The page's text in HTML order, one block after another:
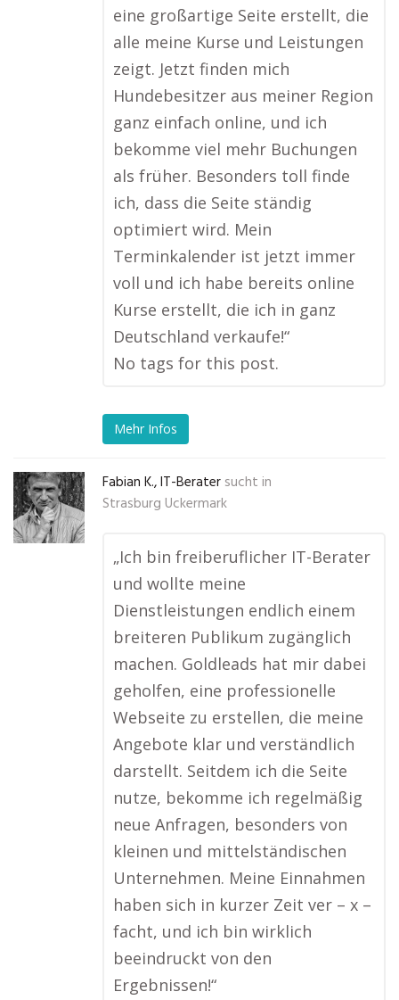
eine großartige Seite erstellt, die
alle meine Kurse und Leistungen
zeigt. Jetzt finden mich
Hundebesitzer aus meiner Region
ganz einfach online, und ich
bekomme viel mehr Buchungen
als früher. Besonders toll finde
ich, dass die Seite ständig
optimiert wird. Mein
Terminkalender ist jetzt immer
voll und ich habe bereits online
Kurse erstellt, die ich in ganz
Deutschland verkaufe!“
No tags for this post.
Mehr Infos
Fabian K., IT-Berater sucht in
Strasburg Uckermark
„Ich bin freiberuflicher IT-Berater
und wollte meine
Dienstleistungen endlich einem
breiteren Publikum zugänglich
machen. Goldleads hat mir dabei
geholfen, eine professionelle
Webseite zu erstellen, die meine
Angebote klar und verständlich
darstellt. Seitdem ich die Seite
nutze, bekomme ich regelmäßig
neue Anfragen, besonders von
kleinen und mittelständischen
Unternehmen. Meine Einnahmen
haben sich in kurzer Zeit ver – x –
facht, und ich bin wirklich
beeindruckt von den
Ergebnissen!“